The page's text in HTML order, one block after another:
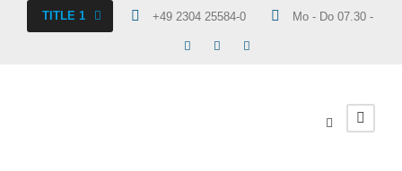
TITLE 1 +49 2304 25584-0 Mo - Do 07.30 -